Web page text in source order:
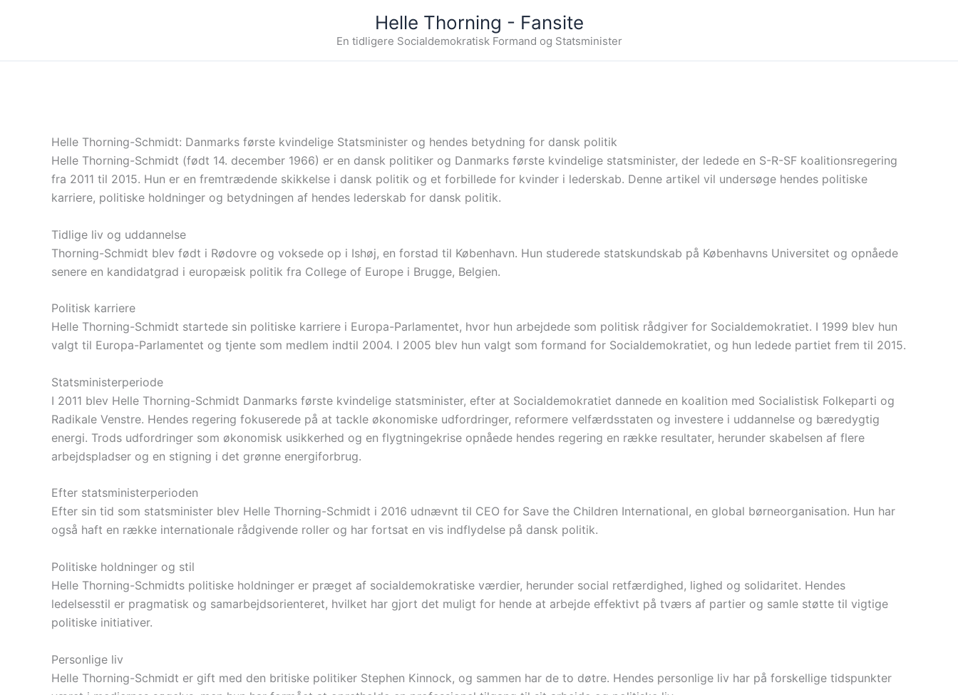
Helle Thorning - Fansite
En tidligere Socialdemokratisk Formand og Statsminister
Helle Thorning-Schmidt: Danmarks første kvindelige Statsminister og hendes betydning for dansk politik
Helle Thorning-Schmidt (født 14. december 1966) er en dansk politiker og Danmarks første kvindelige statsminister, der ledede en S-R-SF koalitionsregering
fra 2011 til 2015. Hun er en fremtrædende skikkelse i dansk politik og et forbillede for kvinder i lederskab. Denne artikel vil undersøge hendes politiske
karriere, politiske holdninger og betydningen af hendes lederskab for dansk politik.
Tidlige liv og uddannelse
Thorning-Schmidt blev født i Rødovre og voksede op i Ishøj, en forstad til København. Hun studerede statskundskab på Københavns Universitet og opnåede
senere en kandidatgrad i europæisk politik fra College of Europe i Brugge, Belgien.
Politisk karriere
Helle Thorning-Schmidt startede sin politiske karriere i Europa-Parlamentet, hvor hun arbejdede som politisk rådgiver for Socialdemokratiet. I 1999 blev hun
valgt til Europa-Parlamentet og tjente som medlem indtil 2004. I 2005 blev hun valgt som formand for Socialdemokratiet, og hun ledede partiet frem til 2015.
Statsministerperiode
I 2011 blev Helle Thorning-Schmidt Danmarks første kvindelige statsminister, efter at Socialdemokratiet dannede en koalition med Socialistisk Folkeparti og
Radikale Venstre. Hendes regering fokuserede på at tackle økonomiske udfordringer, reformere velfærdsstaten og investere i uddannelse og bæredygtig
energi. Trods udfordringer som økonomisk usikkerhed og en flygtningekrise opnåede hendes regering en række resultater, herunder skabelsen af flere
arbejdspladser og en stigning i det grønne energiforbrug.
Efter statsministerperioden
Efter sin tid som statsminister blev Helle Thorning-Schmidt i 2016 udnævnt til CEO for Save the Children International, en global børneorganisation. Hun har
også haft en række internationale rådgivende roller og har fortsat en vis indflydelse på dansk politik.
Politiske holdninger og stil
Helle Thorning-Schmidts politiske holdninger er præget af socialdemokratiske værdier, herunder social retfærdighed, lighed og solidaritet. Hendes
ledelsesstil er pragmatisk og samarbejdsorienteret, hvilket har gjort det muligt for hende at arbejde effektivt på tværs af partier og samle støtte til vigtige
politiske initiativer.
Personlige liv
Helle Thorning-Schmidt er gift med den britiske politiker Stephen Kinnock, og sammen har de to døtre. Hendes personlige liv har på forskellige tidspunkter